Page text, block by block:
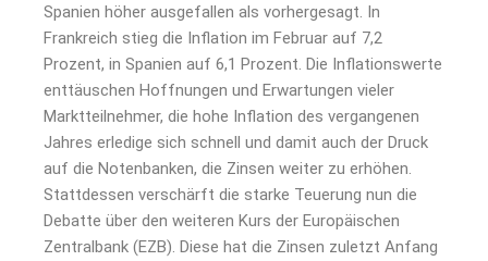
Spanien höher ausgefallen als vorhergesagt. In
Frankreich stieg die Inflation im Februar auf 7,2
Prozent, in Spanien auf 6,1 Prozent. Die Inflationswerte
enttäuschen Hoffnungen und Erwartungen vieler
Marktteilnehmer, die hohe Inflation des vergangenen
Jahres erledige sich schnell und damit auch der Druck
auf die Notenbanken, die Zinsen weiter zu erhöhen.
Stattdessen verschärft die starke Teuerung nun die
Debatte über den weiteren Kurs der Europäischen
Zentralbank (EZB). Diese hat die Zinsen zuletzt Anfang